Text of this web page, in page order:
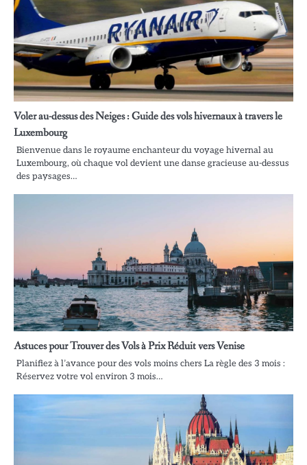
Voler au-dessus des Neiges : Guide des vols hivernaux à travers le
Luxembourg
Bienvenue dans le royaume enchanteur du voyage hivernal au
Luxembourg, où chaque vol devient une danse gracieuse au-dessus
des paysages…
Astuces pour Trouver des Vols à Prix Réduit vers Venise
Planifiez à l’avance pour des vols moins chers La règle des 3 mois :
Réservez votre vol environ 3 mois…